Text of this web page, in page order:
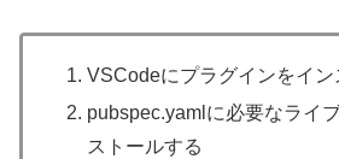
VSCodeにプラグインをイン
pubspec.yamlに必要なライ
ストールする